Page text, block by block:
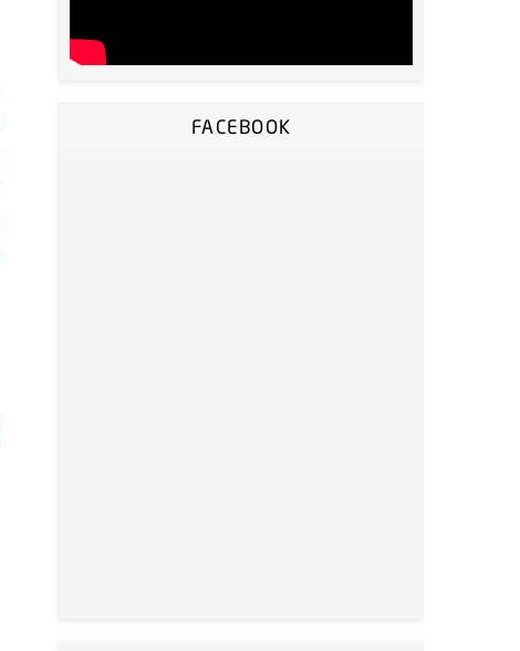
FACEBOOK